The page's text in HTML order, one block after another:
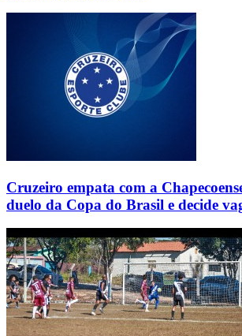
Cruzeiro empata com a
duelo da Copa do Brasil e decide